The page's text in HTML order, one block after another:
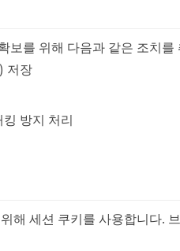
보를 위해 다음과 같은 조치를
저장
방지 처리
해 세션 쿠키를 사용합니다.